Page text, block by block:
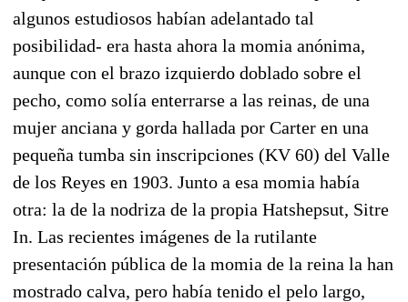
algunos estudiosos habían adelantado tal
posibilidad- era hasta ahora la momia anónima,
aunque con el brazo izquierdo doblado sobre el
pecho, como solía enterrarse a las reinas, de una
mujer anciana y gorda hallada por Carter en una
pequeña tumba sin inscripciones (KV 60) del Valle
de los Reyes en 1903. Junto a esa momia había
otra: la de la nodriza de la propia Hatshepsut, Sitre
In. Las recientes imágenes de la rutilante
presentación pública de la momia de la reina la han
mostrado calva, pero había tenido el pelo largo,